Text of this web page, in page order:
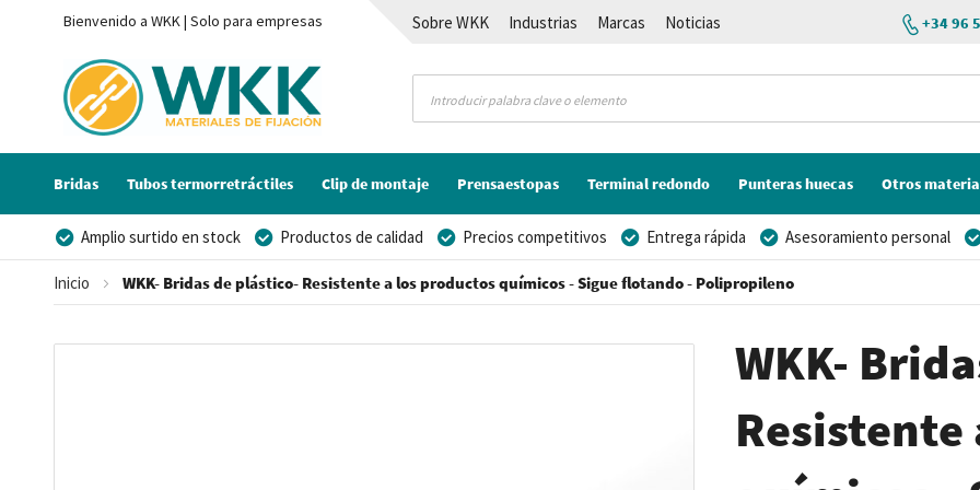
Bienvenido a WKK | Solo para empresas Sobre WKK Industrias Marcas
Noticias
+34 96
Bridas Tubos termorretráctiles Clip de montaje Prensaestopas Terminal redondo Punteras huecas Otros
Amplio surtido en stock Productos de calidad Precios competitivos Entrega rápida
Asesoramiento personal
Posibilidad de crear marca privada
Inicio WKK- Bridas de plástico- Resistente a los productos químicos - Sigue flotando - Polipropileno
WKK-